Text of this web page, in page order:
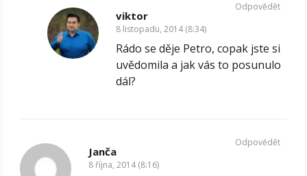
viktor
8 listopadu, 2014 (8:34)
Rádo se děje Petro, copak jste si
uvědomila a jak vás to posunulo
dál?
Odpovědět
Janča
8 října, 2014 (8:16)
Odpovědět